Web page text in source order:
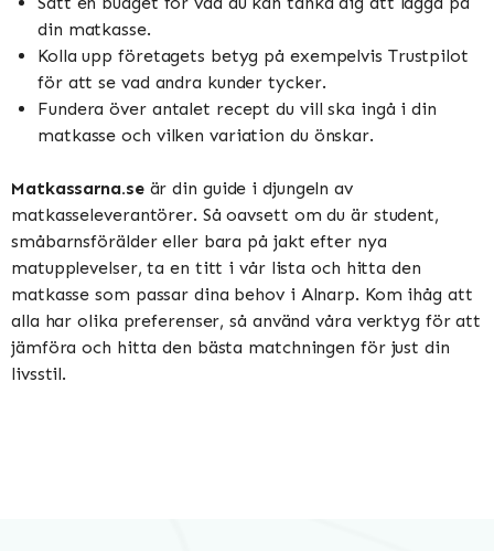
din matkasse.
Kolla upp företagets betyg på exempelvis Trustpilot
för att se vad andra kunder tycker.
Fundera över antalet recept du vill ska ingå i din
matkasse och vilken variation du önskar.
Matkassarna.seär din guide i djungeln av
matkasseleverantörer. Så oavsett om du är student,
småbarnsförälder eller bara på jakt efter nya
matupplevelser, ta en titt i vår lista och hitta den
matkasse som passar dina behov i Alnarp. Kom ihåg att
alla har olika preferenser, så använd våra verktyg för att
jämföra och hitta den bästa matchningen för just din
livsstil.